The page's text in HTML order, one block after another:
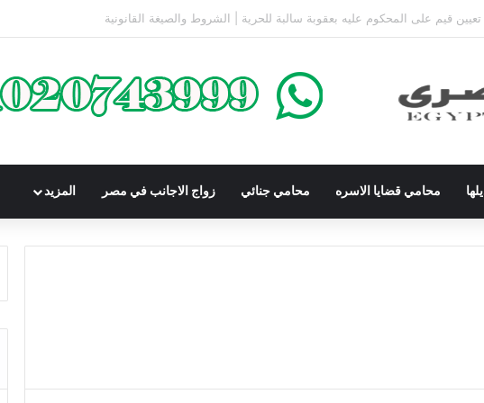
داخل الكومباوندات تحت الإنشاء | أهم البنود التي تحمي المشتري في القانون المصري
محامي قضايا الاسره محامي جنائي زواج الاجانب في مصر المزيد